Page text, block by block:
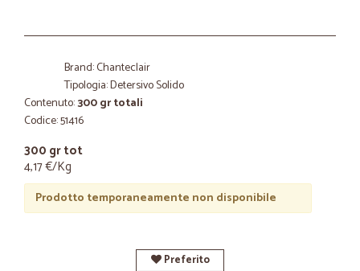
Brand: Chanteclair
Tipologia: Detersivo Solido
Contenuto:300 gr totali
Codice: 51416
300 gr tot
4,17 €/Kg
Prodotto temporaneamente non disponibile
Preferito